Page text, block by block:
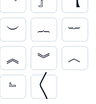
︶ ︷
︸
︽ ︾
︿
﹄ 〱